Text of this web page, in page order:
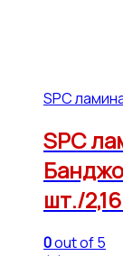
SPC
SPC
шт./
0out of 5